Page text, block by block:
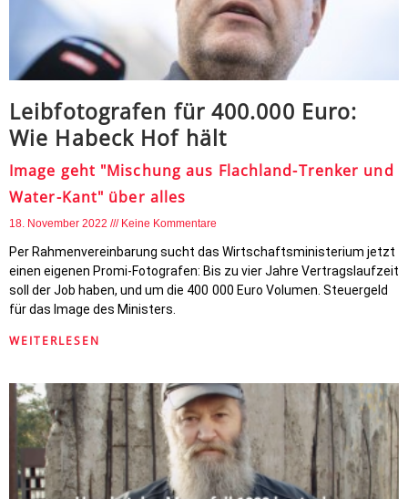
Leibfotografen für 400.000 Euro:
Wie Habeck Hof hält
Image geht "Mischung aus Flachland-Trenker und
Water-Kant" über alles
18. November 2022 Keine Kommentare
Per Rahmenvereinbarung sucht das Wirtschaftsministerium jetzt
einen eigenen Promi-Fotografen: Bis zu vier Jahre Vertragslaufzeit
soll der Job haben, und um die 400 000 Euro Volumen. Steuergeld
für das Image des Ministers.
WEITERLESEN